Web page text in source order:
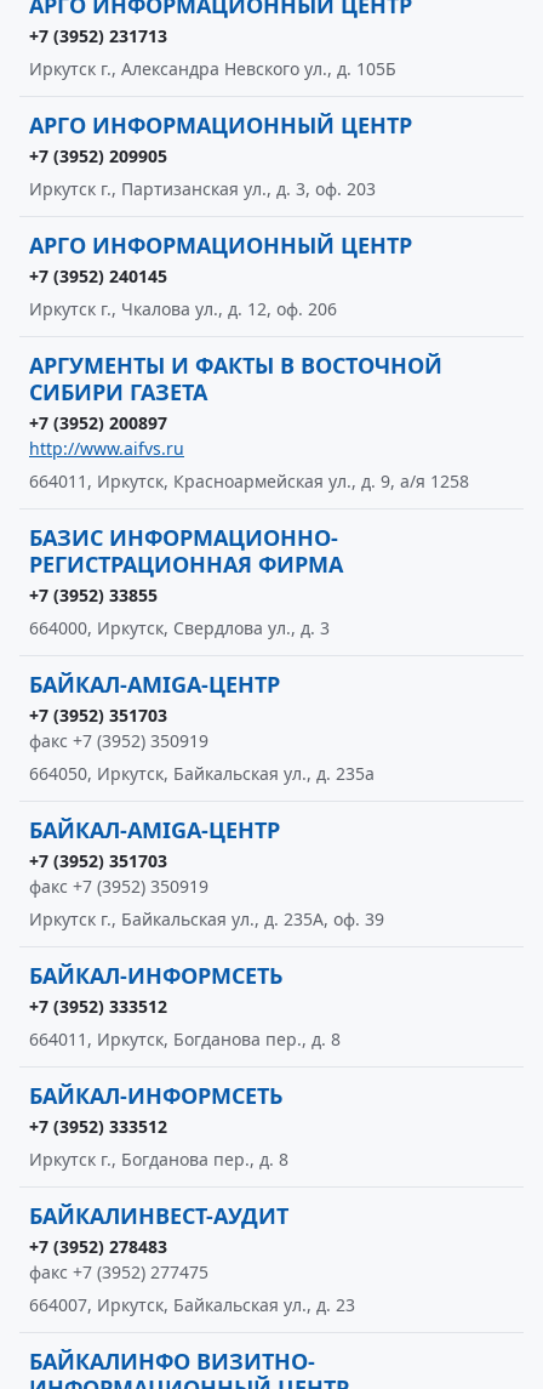
+7 (3952) 231713
Иркутск г., Александра Невского ул., д. 105Б
АРГО ИНФОРМАЦИОННЫЙ ЦЕНТР
+7 (3952) 209905
Иркутск г., Партизанская ул., д. 3, оф. 203
АРГО ИНФОРМАЦИОННЫЙ ЦЕНТР
+7 (3952) 240145
Иркутск г., Чкалова ул., д. 12, оф. 206
АРГУМЕНТЫ И ФАКТЫ В ВОСТОЧНОЙ
СИБИРИ ГАЗЕТА
+7 (3952) 200897
http://www.aifvs.ru
664011, Иркутск, Красноармейская ул., д. 9, а/я 1258
БАЗИС ИНФОРМАЦИОННО-
РЕГИСТРАЦИОННАЯ ФИРМА
+7 (3952) 33855
664000, Иркутск, Свердлова ул., д. 3
БАЙКАЛ-AMIGA-ЦЕНТР
+7 (3952) 351703
факс +7 (3952) 350919
664050, Иркутск, Байкальская ул., д. 235а
БАЙКАЛ-AMIGA-ЦЕНТР
+7 (3952) 351703
факс +7 (3952) 350919
Иркутск г., Байкальская ул., д. 235А, оф. 39
БАЙКАЛ-ИНФОРМСЕТЬ
+7 (3952) 333512
664011, Иркутск, Богданова пер., д. 8
БАЙКАЛ-ИНФОРМСЕТЬ
+7 (3952) 333512
Иркутск г., Богданова пер., д. 8
БАЙКАЛИНВЕСТ-АУДИТ
+7 (3952) 278483
факс +7 (3952) 277475
664007, Иркутск, Байкальская ул., д. 23
БАЙКАЛИНФО ВИЗИТНО-